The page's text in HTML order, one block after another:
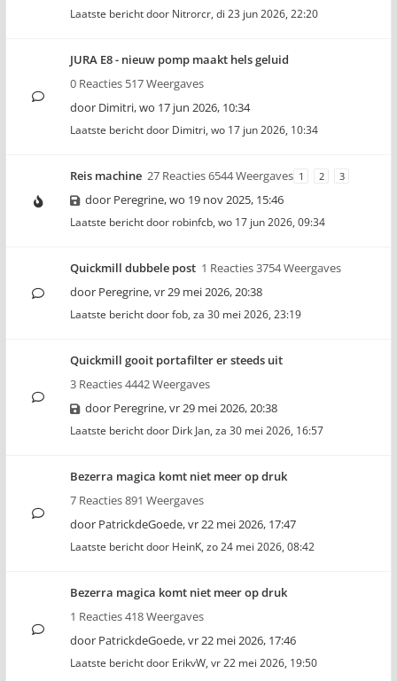
Laatste bericht door Nitrorcr, di 23 jun 2026, 22:20
JURA E8 - nieuw pomp maakt hels geluid
0 Reacties 517 Weergaves
door Dimitri,wo 17 jun 2026, 10:34
Laatste bericht door Dimitri, wo 17 jun 2026, 10:34
Reis machine 27 Reacties 6544 Weergaves 1 2 3
door Peregrine,wo 19 nov 2025, 15:46
Laatste bericht door robinfcb, wo 17 jun 2026, 09:34
Quickmill dubbele post 1 Reacties 3754 Weergaves
door Peregrine,vr 29 mei 2026, 20:38
Laatste bericht doorfob, za 30 mei 2026, 23:19
Quickmill gooit portafilter er steeds uit
3 Reacties 4442 Weergaves
door Peregrine,vr 29 mei 2026, 20:38
Laatste bericht door Dirk Jan, za 30 mei 2026, 16:57
Bezerra magica komt niet meer op druk
7 Reacties 891 Weergaves
door PatrickdeGoede,vr 22 mei 2026, 17:47
Laatste bericht door HeinK, zo 24 mei 2026, 08:42
Bezerra magica komt niet meer op druk
1 Reacties 418 Weergaves
door PatrickdeGoede,vr 22 mei 2026, 17:46
Laatste bericht door ErikvW, vr 22 mei 2026, 19:50